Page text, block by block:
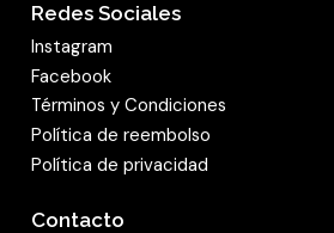
Redes Sociales
Instagram
Facebook
Términos y Condiciones
Política de reembolso
Política de privacidad
Contacto